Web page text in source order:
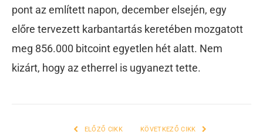
pont az említett napon, december elsején, egy
előre tervezett karbantartás keretében mozgatott
meg 856.000 bitcoint egyetlen hét alatt. Nem
kizárt, hogy az etherrel is ugyanezt tette.
ELŐZŐ CIKK KÖVETKEZŐ CIKK